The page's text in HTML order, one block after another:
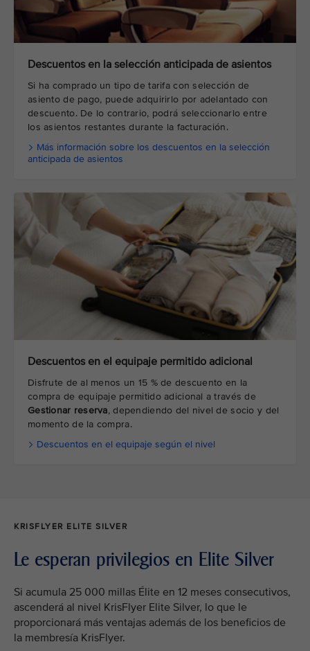
Descuentos en la selección anticipada de asientos
Si ha comprado un tipo de tarifa con selección de
asiento de pago, puede adquirirlo por adelantado con
descuento. De lo contrario, podrá seleccionarlo entre
los asientos restantes durante la facturación.
Más información sobre los descuentos en la selección
anticipada de asientos
Descuentos en el equipaje permitido adicional
Disfrute de al menos un 15 % de descuento en la
compra de equipaje permitido adicional a través de
Gestionar reserva, dependiendo del nivel de socio y del
momento de la compra.
Descuentos en el equipaje según el nivel
KRISFLYER ELITE SILVER
Le esperan privilegios en Elite Silver
Si acumula 25 000 millas Élite en 12 meses consecutivos,
ascenderá al nivel KrisFlyer Elite Silver, lo que le
proporcionará más ventajas además de los beneficios de
la membresía KrisFlyer.